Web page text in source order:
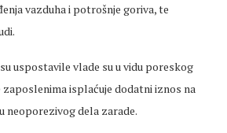
vazduha i potrošnje goriva, te
uspostavile vlade su u vidu poreskog
isplaćuje dodatni iznos na
neoporezivog dela zarade.